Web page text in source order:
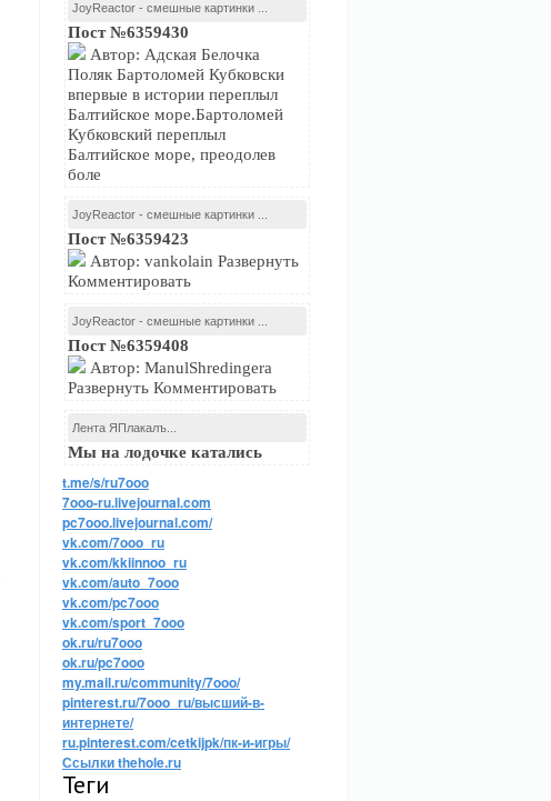
JoyReactor - смешные картинки ...
Пост №6359430
Автор: Адская Белочка
Поляк Бартоломей Кубковски
впервые в истории переплыл
Балтийское море.Бартоломей
Кубковский переплыл
Балтийское море, преодолев
боле
JoyReactor - смешные картинки ...
Пост №6359423
Автор: vankolain Развернуть
Комментировать
JoyReactor - смешные картинки ...
Пост №6359408
Автор: ManulShredingera
Развернуть Комментировать
Лента ЯПлакалъ...
Мы на лодочке катались
t.me/s/ru7ooo
7ooo-ru.livejournal.com
pc7ooo.livejournal.com/
vk.com/7ooo_ru
vk.com/kkiinnoo_ru
vk.com/auto_7ooo
vk.com/pc7ooo
vk.com/sport_7ooo
ok.ru/ru7ooo
ok.ru/pc7ooo
my.mail.ru/community/7ooo/
pinterest.ru/7ooo_ru/высший-в-
интернете/
ru.pinterest.com/cetkijpk/пк-и-игры/
Ссылки thehole.ru
Теги